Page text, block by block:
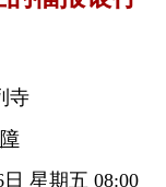
寺
星期五 08:00